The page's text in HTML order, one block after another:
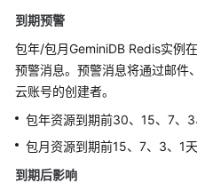
云
服
务
级
协
（SLA）
到期预警
包年/包月GeminiDB Redis实例
预警消息。预警消息将通过邮件
云账号的创建者。
包年资源到期前30、15、7、3
包月资源到期前15、7、3、1天
到期后影响